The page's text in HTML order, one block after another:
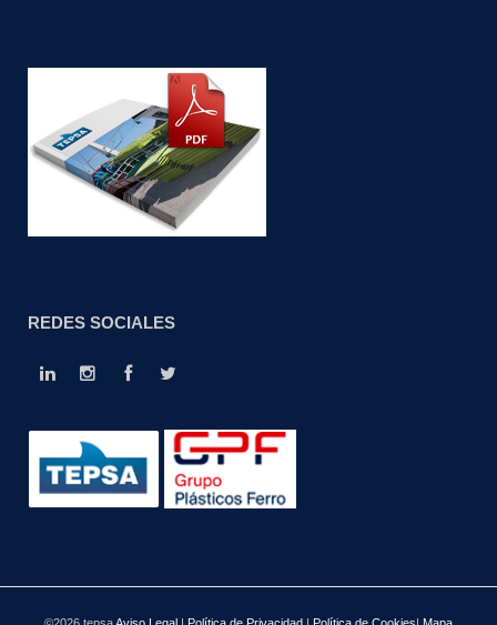
REDES SOCIALES
©2026.tepsa Aviso Legal | Política de Privacidad | Política de Cookies| Mapa